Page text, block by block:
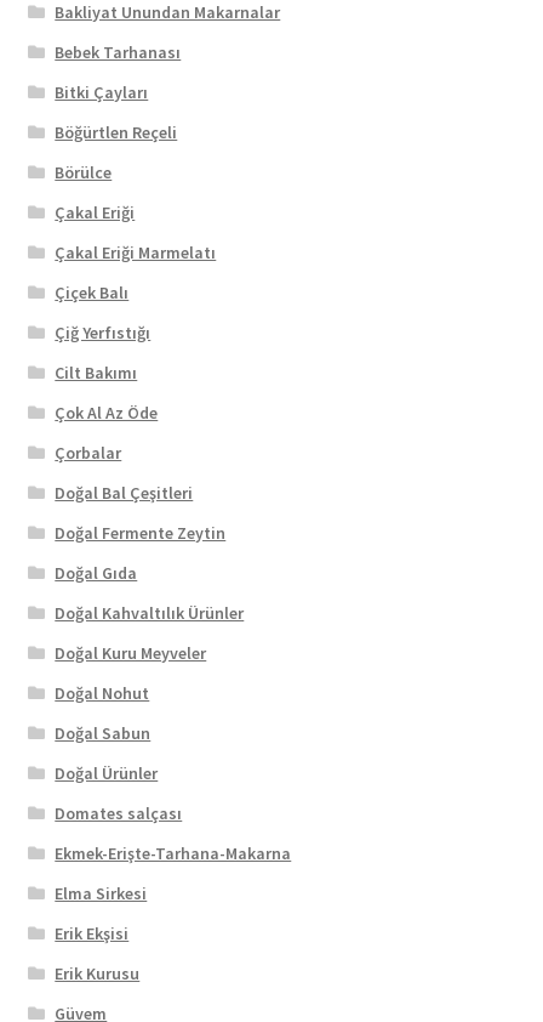
Bakliyat Unundan Makarnalar
Bebek Tarhanası
Bitki Çayları
Böğürtlen Reçeli
Börülce
Çakal Eriği
Çakal Eriği Marmelatı
Çiçek Balı
Çiğ Yerfıstığı
Cilt Bakımı
Çok Al Az Öde
Çorbalar
Doğal Bal Çeşitleri
Doğal Fermente Zeytin
Doğal Gıda
Doğal Kahvaltılık Ürünler
Doğal Kuru Meyveler
Doğal Nohut
Doğal Sabun
Doğal Ürünler
Domates salçası
Ekmek-Erişte-Tarhana-Makarna
Elma Sirkesi
Erik Ekşisi
Erik Kurusu
Güvem